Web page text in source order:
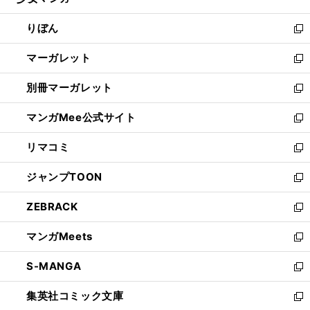
開
く
ウ
で
開
く
ン
ド
ウ
で
開
く
ウ
ィ
ン
ド
ウ
で
開
く
りぼん
新
し
い
ウ
ィ
ン
ド
ウ
で
開
く
マーガレット
新
し
い
ウ
ィ
ン
ド
ウ
で
開
く
別冊マーガレット
新
し
い
ウ
ィ
ン
ド
ウ
で
開
く
マンガMee公式サイト
新
し
い
ウ
ィ
ン
ド
ウ
で
開
く
リマコミ
新
し
い
ウ
ィ
ン
ド
ウ
で
開
く
ジャンプTOON
新
し
い
ウ
ィ
ン
ド
ウ
で
ZEBRACK
新
し
い
ウ
ィ
ン
ド
マンガMeets
新
し
い
ウ
ィ
S-MANGA
新
し
い
集英社コミック文庫
新